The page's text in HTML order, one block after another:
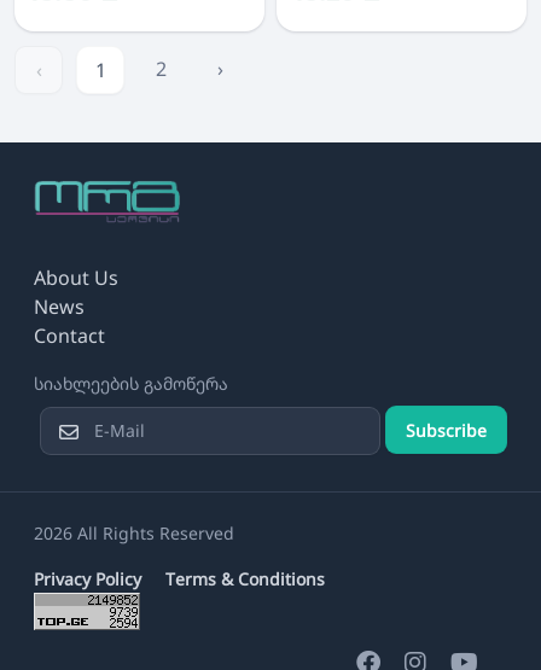
‹ 1 2 ›
About Us
News
Contact
სიახლეების გამოწერა
Subscribe
2026 All Rights Reserved
Privacy Policy
Terms & Conditions